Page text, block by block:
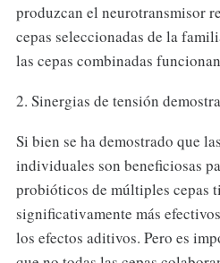
produzcan el neurotransmisor
cepas seleccionadas de la
las cepas combinadas
2. Sinergias de tensión
Si bien se ha demostrado que
individuales son beneficiosas
probióticos de múltiples cepas
significativamente más
los efectos aditivos. Pero es